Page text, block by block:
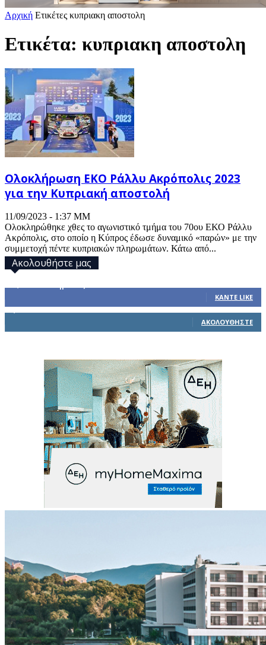
Αρχική Ετικέτες κυπριακη αποστολη
Ετικέτα: κυπριακη αποστολη
Ολοκλήρωση EKO Ράλλυ Ακρόπολις 2023
για την Κυπριακή αποστολή
11/09/2023 - 1:37 ΜΜ
Ολοκληρώθηκε χθες το αγωνιστικό τμήμα του 70ου ΕΚΟ Ράλλυ
Ακρόπολις, στο οποίο η Κύπρος έδωσε δυναμικό «παρών» με την
συμμετοχή πέντε κυπριακών πληρωμάτων. Κάτω από...
Ακολουθήστε μας
ΚΆΝΤΕ LIKE
ΑΚΟΛΟΥΘΉΣΤΕ